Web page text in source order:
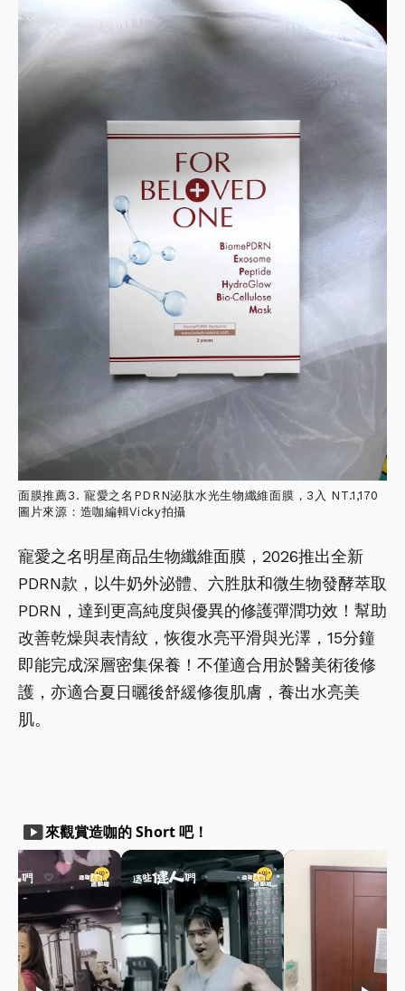
面膜推薦3. 寵愛之名PDRN泌肽水光生物纖維面膜，3入 NT.1,170
圖片來源：造咖編輯Vicky拍攝
寵愛之名明星商品生物纖維面膜，2026推出全新
PDRN款，以牛奶外泌體、六胜肽和微生物發酵萃取
PDRN，達到更高純度與優異的修護彈潤功效！幫助
改善乾燥與表情紋，恢復水亮平滑與光澤，15分鐘
即能完成深層密集保養！不僅適合用於醫美術後修
護，亦適合夏日曬後舒緩修復肌膚，養出水亮美
肌。
smart_display來觀賞造咖的 Short 吧！